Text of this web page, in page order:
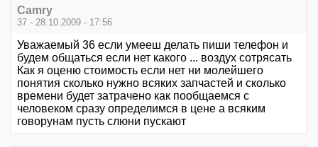
Camry
37 - 28.10.2009 - 17:56
Уважаемый 36 если умееш делать пиши телефон и
будем общаться если нет какого ... воздух сотрясать
Как я оценю стоимость если нет ни молейшего
понятия сколько нужно всяких запчастей и сколько
времени будет затрачено как пообщаемся с
человеком сразу определимся в цене а всяким
говорунам пусть слюни пускают